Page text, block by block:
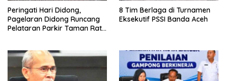
Peringati Hari Didong,
Pagelaran Didong Runcang
Pelataran Parkir Taman Ratu
8 Tim Berlaga di Turnamen
Eksekutif PSSI Banda Aceh